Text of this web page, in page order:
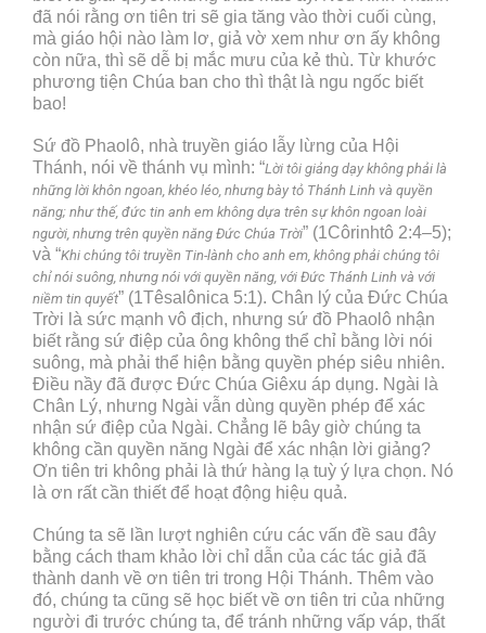
đã nói rằng ơn tiên tri sẽ gia tăng vào thời cuối cùng,
mà giáo hội nào làm lơ, giả vờ xem như ơn ấy không
còn nữa, thì sẽ dễ bị mắc mưu của kẻ thù. Từ khước
phương tiện Chúa ban cho thì thật là ngu ngốc biết
bao!
Sứ đồ Phaolô, nhà truyền giáo lẫy lừng của Hội
Thánh, nói về thánh vụ mình: “Lời tôi giảng dạy không phải là
những lời khôn ngoan, khéo léo, nhưng bày tỏ Thánh Linh và quyền
năng; như thế, đức tin anh em không dựa trên sự khôn ngoan loài
người, nhưng trên quyền năng Đức Chúa Trời” (1Côrinhtô 2:4–5);
và “Khi chúng tôi truyền Tin-lành cho anh em, không phải chúng tôi
chỉ nói suông, nhưng nói với quyền năng, với Đức Thánh Linh và với
niềm tin quyết” (1Têsalônica 5:1). Chân lý của Đức Chúa
Trời là sức mạnh vô địch, nhưng sứ đồ Phaolô nhận
biết rằng sứ điệp của ông không thể chỉ bằng lời nói
suông, mà phải thể hiện bằng quyền phép siêu nhiên.
Điều nầy đã được Đức Chúa Giêxu áp dụng. Ngài là
Chân Lý, nhưng Ngài vẫn dùng quyền phép để xác
nhận sứ điệp của Ngài. Chẳng lẽ bây giờ chúng ta
không cần quyền năng Ngài để xác nhận lời giảng?
Ơn tiên tri không phải là thứ hàng lạ tuỳ ý lựa chọn. Nó
là ơn rất cần thiết để hoạt động hiệu quả.
Chúng ta sẽ lần lượt nghiên cứu các vấn đề sau đây
bằng cách tham khảo lời chỉ dẫn của các tác giả đã
thành danh về ơn tiên tri trong Hội Thánh. Thêm vào
đó, chúng ta cũng sẽ học biết về ơn tiên tri của những
người đi trước chúng ta, để tránh những vấp váp, thất